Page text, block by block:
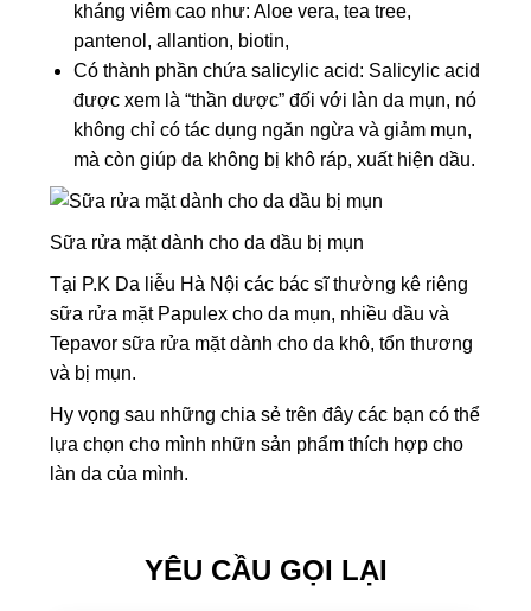
kháng viêm cao như: Aloe vera, tea tree,
pantenol, allantion, biotin,
Có thành phần chứa salicylic acid: Salicylic acid
được xem là “thần dược” đối với làn da mụn, nó
không chỉ có tác dụng ngăn ngừa và giảm mụn,
mà còn giúp da không bị khô ráp, xuất hiện dầu.
Sữa rửa mặt dành cho da dầu bị mụn
Tại P.K Da liễu Hà Nội các bác sĩ thường kê riêng
sữa rửa mặt Papulex cho da mụn, nhiều dầu và
Tepavor sữa rửa mặt dành cho da khô, tổn thương
và bị mụn.
Hy vọng sau những chia sẻ trên đây các bạn có thể
lựa chọn cho mình nhữn sản phẩm thích hợp cho
làn da của mình.
YÊU CẦU GỌI LẠI